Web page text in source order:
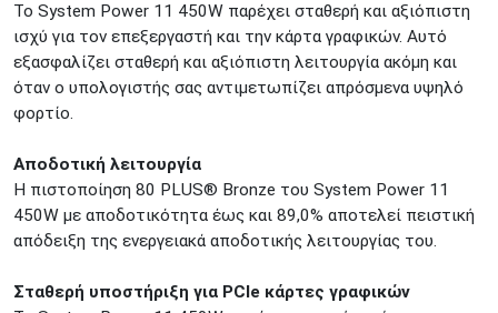
Το System Power 11 450W παρέχει σταθερή και αξιόπιστη
ισχύ για τον επεξεργαστή και την κάρτα γραφικών. Αυτό
εξασφαλίζει σταθερή και αξιόπιστη λειτουργία ακόμη και
όταν ο υπολογιστής σας αντιμετωπίζει απρόσμενα υψηλό
φορτίο.
Αποδοτική λειτουργία
Η πιστοποίηση 80 PLUS® Bronze του System Power 11
450W με αποδοτικότητα έως και 89,0% αποτελεί πειστική
απόδειξη της ενεργειακά αποδοτικής λειτουργίας του.
Σταθερή υποστήριξη για PCIe κάρτες γραφικών